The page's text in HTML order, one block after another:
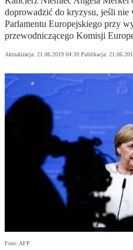
doprowadzić do kryzysu, jeśli nie
Parlamentu Europejskiego przy
przewodniczącego Komisji
Aktualizacja: 21.06.2019 04:39 Publikacja:
Foto: AFP